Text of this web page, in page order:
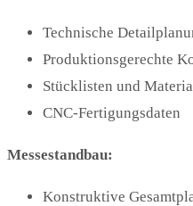
Technische
Produktionsgerechte
Stücklisten und
CNC-Fertigungsdaten
Messestandbau:
Konstruktive